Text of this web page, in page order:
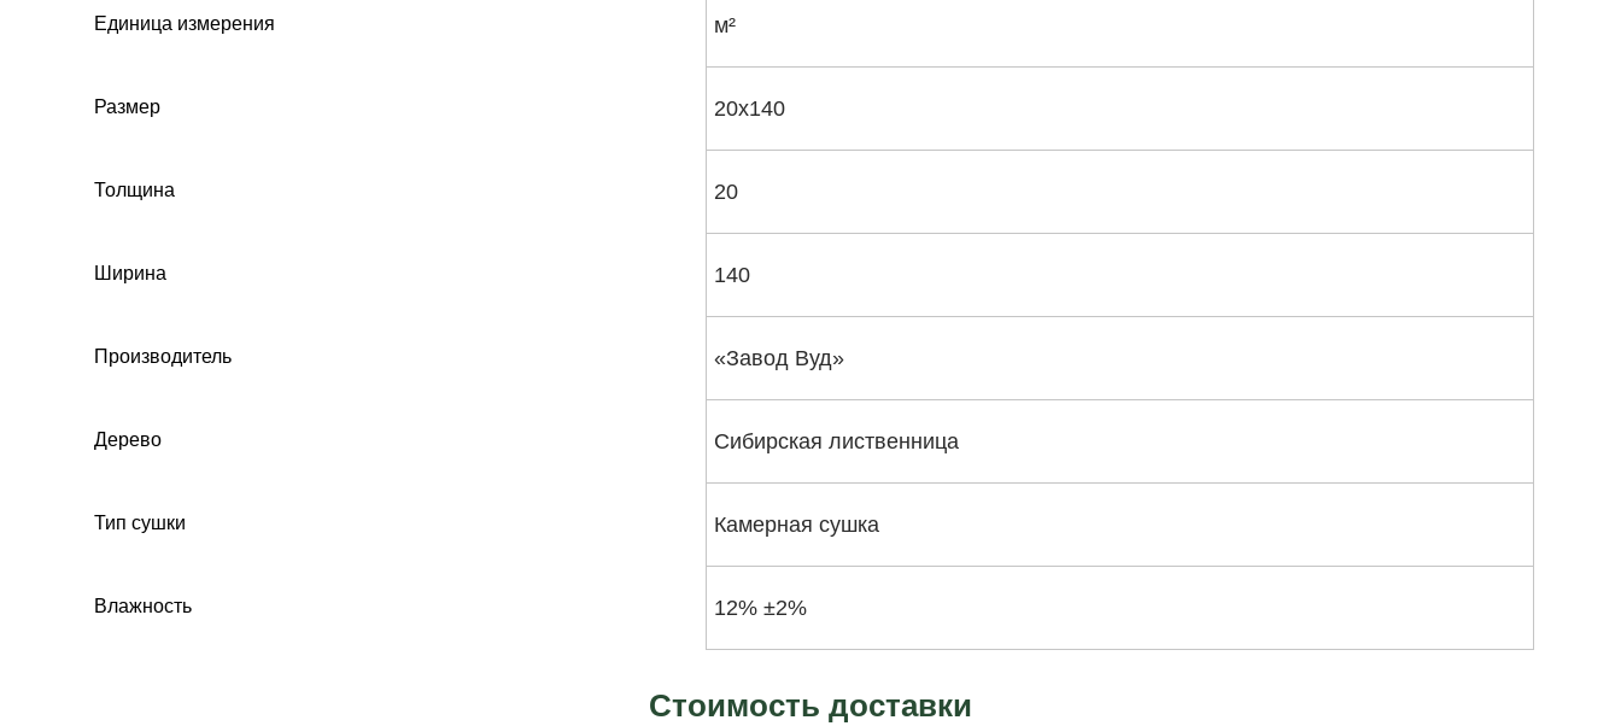
Единица измерения м²
Размер 20х140
Толщина 20
Ширина 140
Производитель «Завод Вуд»
Дерево Сибирская лиственница
Тип сушки Камерная сушка
Влажность 12% ±2%
Стоимость доставки